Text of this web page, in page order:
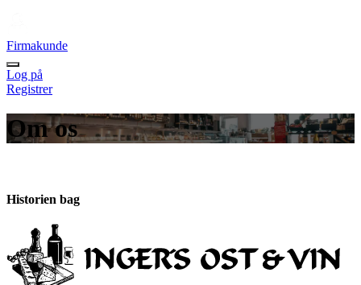
Firmakunde
Log på
Registrer
Om os
Historien bag